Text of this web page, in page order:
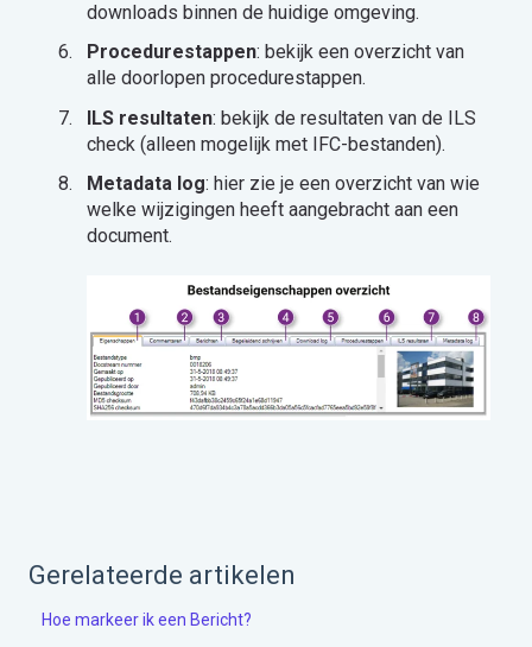
downloads binnen de huidige omgeving.
Procedurestappen: bekijk een overzicht van
alle doorlopen procedurestappen.
ILS resultaten: bekijk de resultaten van de ILS
check (alleen mogelijk met IFC-bestanden).
Metadata log: hier zie je een overzicht van wie
welke wijzigingen heeft aangebracht aan een
document.
Gerelateerde artikelen
Hoe markeer ik een Bericht?